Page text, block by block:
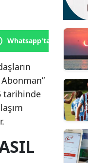
Whatsapp'tan Gönder
tarihinde